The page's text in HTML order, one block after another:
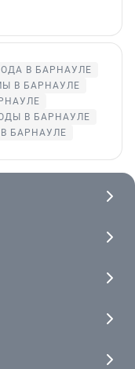
В БАРНАУЛЕ
В БАРНАУЛЕ
В БАРНАУЛЕ
БАРНАУЛЕ